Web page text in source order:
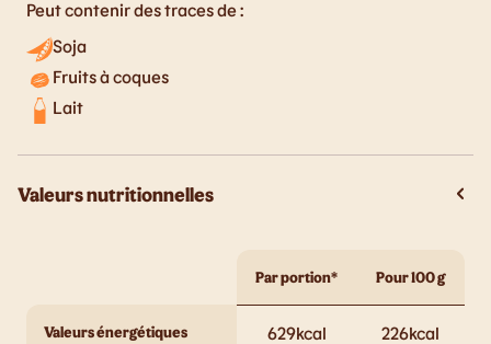
Peut contenir des traces de :
Soja
Fruits à coques
Lait
Valeurs nutritionnelles
Par portion* Pour 100 g
Valeurs énergétiques 629kcal 226kcal